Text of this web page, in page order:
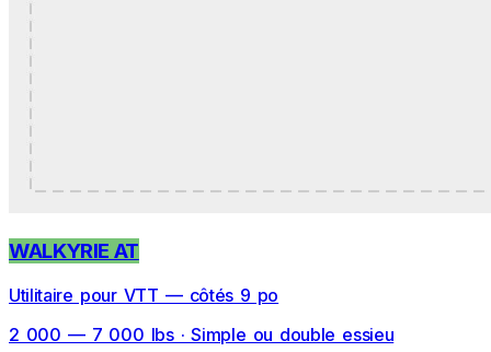
WALKYRIE AT
Utilitaire pour VTT — côtés 9 po
2 000 — 7 000 lbs · Simple ou double essieu